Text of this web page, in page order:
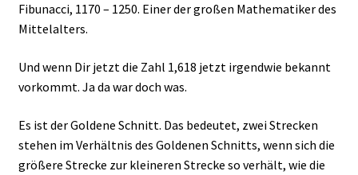
Fibunacci, 1170 – 1250. Einer der großen Mathematiker des
Mittelalters.
Und wenn Dir jetzt die Zahl 1,618 jetzt irgendwie bekannt
vorkommt. Ja da war doch was.
Es ist der Goldene Schnitt. Das bedeutet, zwei Strecken
stehen im Verhältnis des Goldenen Schnitts, wenn sich die
größere Strecke zur kleineren Strecke so verhält, wie die